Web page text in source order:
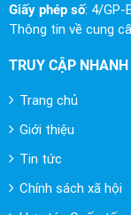
Giấy phép số: 4/GP-
Thông tin về cung
TRUY CẬP NHANH
Trang chủ
Giới thiệu
Tin tức
Chính sách xã hội